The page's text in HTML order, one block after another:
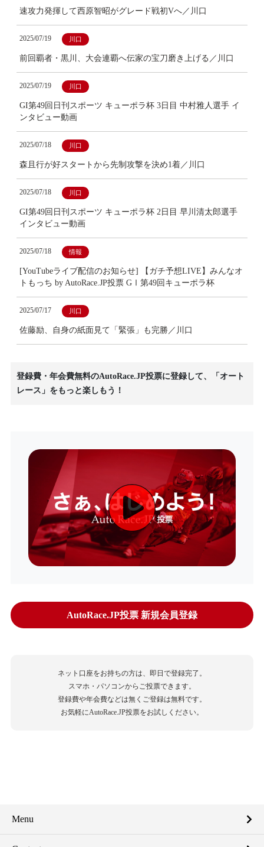
速攻力発揮して西原智昭がグレード戦初Vへ／川口
2025/07/19 川口
前回覇者・黒川、大会連覇へ伝家の宝刀磨き上げる／川口
2025/07/19 川口
GI第49回日刊スポーツ キューポラ杯 3日目 中村雅人選手 イ
ンタビュー動画
2025/07/18 川口
森且行が好スタートから先制攻撃を決め1着／川口
2025/07/18 川口
GI第49回日刊スポーツ キューポラ杯 2日目 早川清太郎選手
インタビュー動画
2025/07/18 情報
[YouTubeライブ配信のお知らせ] 【ガチ予想LIVE】みんなオ
トもっち by AutoRace.JP投票 GⅠ第49回キューポラ杯
2025/07/17 川口
佐藤励、自身の紙面見て「緊張」も完勝／川口
登録費・年会費無料のAutoRace.JP投票に登録して、「オート
レース」をもっと楽しもう！
AutoRace.JP投票 新規会員登録
ネット口座をお持ちの方は、即日で登録完了。
スマホ・パソコンからご投票できます。
登録費や年会費などは無くご登録は無料です。
お気軽にAutoRace.JP投票をお試しください。
Menu